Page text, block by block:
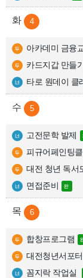
4
아카데미 금융
카드지갑 만들
타로 원데이 클
5
고전문학 발제
피규어페인팅
대전 청년 독서
면접준비
6
합창프로그램
대전청년서포
꼼지락 작업실